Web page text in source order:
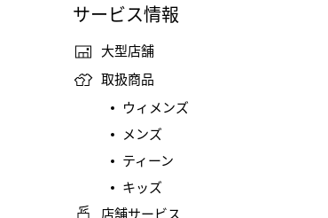
サービス情報
大型店舗
取扱商品
ウィメンズ
メンズ
ティーン
キッズ
店舗サービス